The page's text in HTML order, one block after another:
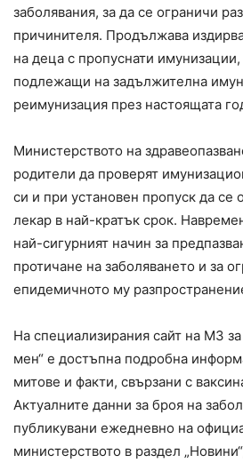
заболявания, за да се ограничи
причинителя. Продължава
на деца с пропуснати имунизации,
подлежащи на задължителна
реимунизация през настоящата
Министерството на
родители да проверят
си и при установен пропуск да се
лекар в най-кратък срок.
най-сигурният начин за
протичане на заболяването и за
епидемичното му
На специализирания сайт на МЗ
мен“ е достъпна подробна
митове и факти, свързани с
Актуалните данни за броя на
публикувани ежедневно на
министерството в раздел